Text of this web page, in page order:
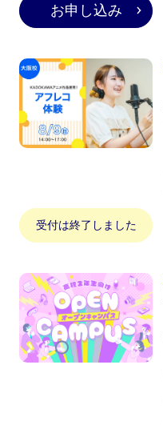
お申し込み
受付は終了しました